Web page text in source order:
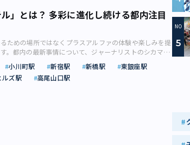
は吹き抜け構造になっており、窓は２フロアにわたっ
半円状に設けられています。そのため、東側にある東京
面までの広い範囲を一望することができます。 エレベー
のは高い天井に大きな窓で囲まれた開放的な空間。（写
、その高さはおよそ170メートル。これほどの眺めを
は「大盤振る舞い」といえるでしょう。 スカイロビーで
キリと見える東京タワー。 その奥にはレインボーブリ
ともできます。（写真：若杉優貴）六本木方面の景色の
にフォーカス 老舗スーパーである「信濃屋」が思い描
、どんなものなのでしょうか。 それは生産者や地域と都
を持つスーパーマーケット。長年積み上げてきた生産者
知恵や伝統的な技法によって手作りされるものを大切に
てオープンする「cask」は、昔から木材を活用してサス
（たる）」をイメージしたネーミングでもあります。 店
スキー、しょうゆ、みそなどの作り方も連想させる名称
地の厳選素材と発酵食品にフォーカスした質の高い品
ム」と直結したマーケット「T-MARKET」を筆頭に、東
クション by Hyatt（ハイアット）」の「ホテル虎ノ門
タール、延床面積約79万2,000平方メートルと、その規
約30万5,000平方メートル、住宅約730戸、商業施設約
370室）、情報発信拠点やカンファレンス施設など多様
新都心・グローバルビジネスセンターとなっています。
ー」の注目ポイント 紹介し尽くせないほどの魅力を秘
が進む虎ノ門エリアにある、大人も楽しめる子ども向け
ます。 進化する虎ノ門エリア江戸時代からの名が残る歴
入ってからは官民一体での再開発事業が進んでいます。
、新橋そして虎ノ門を経由し神田佐久間町を終点とする
、東京メトロの新駅開業や森ビルによるオフィスやマン
着工がスタートしました。 2014年6月に開館した地上52
ヒルズ・森タワー」を皮切りに、2020年には「虎ノ門
メトロ日比谷線「虎ノ門ヒルズ駅」、2021年に「レジ
」とは？ 多彩に進化し続ける都内注目
ための場所ではなくプラスアルファの体験や楽しみを提
。都内の最新事情について、ジャーナリストのシカマア
ラスアルファの楽しみを ホテルが今、ただ寝泊まりす
ルファ”の楽しみを提供する場として進化を続けていま
都内ホテルの最新事情とは（画像：BnA） 特に東京に
小川町駅 新宿駅 新橋駅
東銀座駅
ルズ駅 高尾山口駅